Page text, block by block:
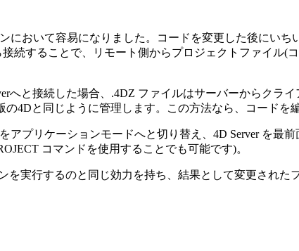
において容易になりました。コードを変更した後にい
続することで、リモート側からプロジェクトファイル
へと接続した場合、.4DZ ファイルはサーバーからクラ
4Dと同じように管理します。この方法なら、コードを
プリケーションモードへと切り替え、4D Server を最
コマンドを使用することでも可能です)。
を実行するのと同じ効力を持ち、結果として変更された